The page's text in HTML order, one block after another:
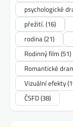
psychologické
přežití. (16)
rodina(21)
Rodinný film (51)
Romantické
Vizuální efekty
ČSFD(38)